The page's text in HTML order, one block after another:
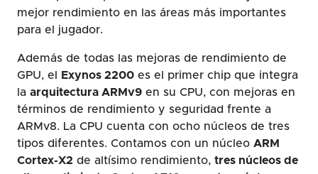
mejor rendimiento en las áreas más importantes
para el jugador.
Además de todas las mejoras de rendimiento de
GPU, el
Exynos 2200 es el primer chip que integra
la arquitectura ARMv9 en su CPU, con mejoras en
términos de rendimiento y seguridad frente a
ARMv8. La CPU cuenta con ocho núcleos de tres
tipos diferentes. Contamos con un núcleo ARM
Cortex-X2 de altísimo rendimiento, tres núcleos de